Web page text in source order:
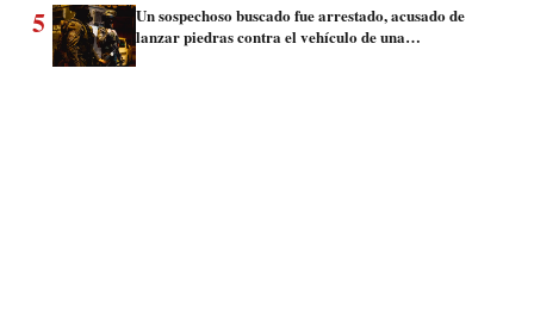
5
Un sospechoso buscado fue arrestado, acusado de
lanzar piedras contra el vehículo de una…